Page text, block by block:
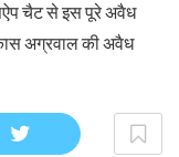
चैट से इस पूरे अवैध
अग्रवाल की अवैध